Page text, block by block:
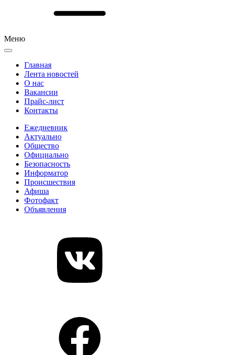
Меню
Главная
Лента новостей
О нас
Вакансии
Прайс-лист
Контакты
Ежедневник
Актуально
Общество
Официально
Безопасность
Информатор
Происшествия
Афиша
Фотофакт
Объявления